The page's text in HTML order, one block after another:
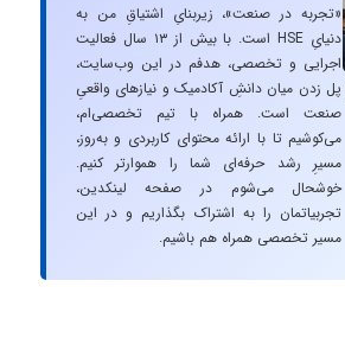
«تجربه در صنعت»، زیربنایِ اشتیاقِ من به
دنیایِ HSE است. با بیش از ۱۳ سال فعالیت
اجرایی و تخصصی، هدفم در این وب‌سایت،
پل زدن میان دانشِ آکادمیک و نیازهای واقعیِ
صنعت است. همراه با تیم تخصصی‌ام،
می‌کوشیم تا با ارائه محتوای کاربردی و به‌روز،
مسیرِ رشد حرفه‌ای شما را هموارتر کنیم.
خوشحال می‌شوم در صفحه لینکدین،
تجربیاتمان را به اشتراک بگذاریم و در این
مسیر تخصصی همراه هم باشیم.